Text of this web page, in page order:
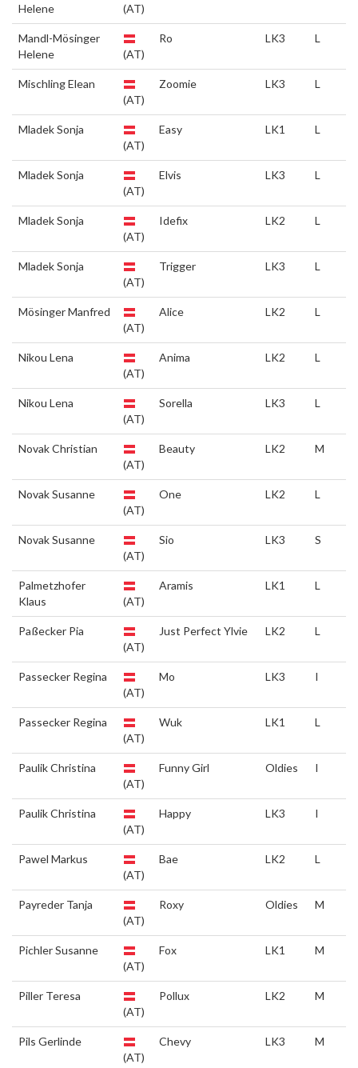
Helene
(AT)
Mandl-Mösinger
Helene
(AT)
Ro LK3 L
Mischling Elean
(AT)
Zoomie LK3 L
Mladek Sonja
(AT)
Easy LK1 L
Mladek Sonja
(AT)
Elvis LK3 L
Mladek Sonja
(AT)
Idefix LK2 L
Mladek Sonja
(AT)
Trigger LK3 L
Mösinger Manfred
(AT)
Alice LK2 L
Nikou Lena
(AT)
Anima LK2 L
Nikou Lena
(AT)
Sorella LK3 L
Novak Christian
(AT)
Beauty LK2 M
Novak Susanne
(AT)
One LK2 L
Novak Susanne
(AT)
Sio LK3 S
Palmetzhofer
Klaus
(AT)
Aramis LK1 L
Paßecker Pia
(AT)
Just Perfect Ylvie LK2 L
Passecker Regina
(AT)
Mo LK3 I
Passecker Regina
(AT)
Wuk LK1 L
Paulik Christina
(AT)
Funny Girl Oldies I
Paulik Christina
(AT)
Happy LK3 I
Pawel Markus
(AT)
Bae LK2 L
Payreder Tanja
(AT)
Roxy Oldies M
Pichler Susanne
(AT)
Fox LK1 M
Piller Teresa
(AT)
Pollux LK2 M
Pils Gerlinde
(AT)
Chevy LK3 M